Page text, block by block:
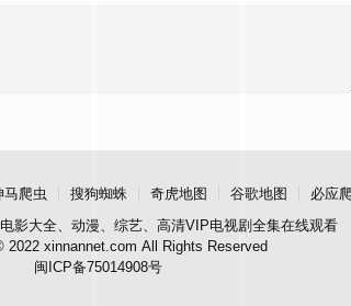
马爬虫 搜狗蜘蛛 奇虎地图 谷歌地图
必应
影大全、动漫、综艺、高清VIP电视剧全集在线观看
2022 xinnannet.com All Rights Reserved
闽ICP备75014908号